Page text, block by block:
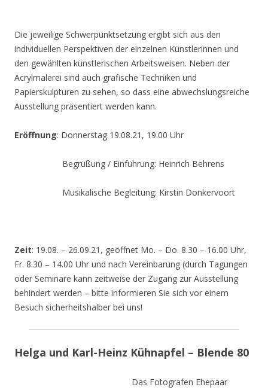
Die jeweilige Schwerpunktsetzung ergibt sich aus den
individuellen Perspektiven der einzelnen Künstlerinnen und
den gewählten künstlerischen Arbeitsweisen. Neben der
Acrylmalerei sind auch grafische Techniken und
Papierskulpturen zu sehen, so dass eine abwechslungsreiche
Ausstellung präsentiert werden kann.
Eröffnung: Donnerstag 19.08.21, 19.00 Uhr
Begrüßung / Einführung: Heinrich Behrens
Musikalische Begleitung: Kirstin Donkervoort
Zeit: 19.08. – 26.09.21, geöffnet Mo. – Do. 8.30 – 16.00 Uhr,
Fr. 8.30 – 14.00 Uhr und nach Vereinbarung (durch Tagungen
oder Seminare kann zeitweise der Zugang zur Ausstellung
behindert werden – bitte informieren Sie sich vor einem
Besuch sicherheitshalber bei uns!
Helga und Karl-Heinz Kühnapfel – Blende 80
Das Fotografen Ehepaar